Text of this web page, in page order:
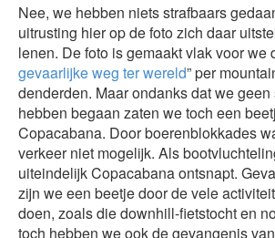
Nee, we hebben niets strafbaars
uitrusting hier op de foto zich daar
lenen. De foto is gemaakt vlak voor we
gevaarlijke weg ter wereld” per
denderden. Maar ondanks dat we geen
hebben begaan zaten we toch een
Copacabana. Door boerenblokkades
verkeer niet mogelijk. Als
uiteindelijk Copacabana ontsnapt.
zijn we een beetje door de vele
doen, zoals die downhill-fietstocht en
toch hebben we ook de gevangenis